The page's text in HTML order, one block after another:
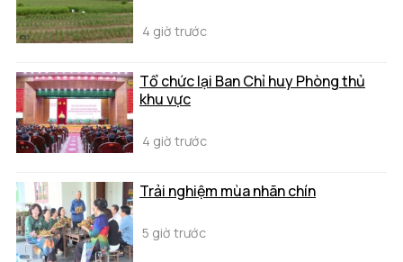
4 giờ trước
Tổ chức lại Ban Chỉ huy Phòng thủ
khu vực
4 giờ trước
Trải nghiệm mùa nhãn chín
5 giờ trước